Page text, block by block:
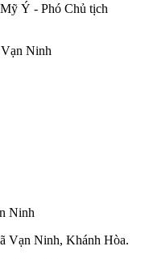
Ý - Phó Chủ tịch
Ninh
Ninh
Vạn Ninh, Khánh Hòa.